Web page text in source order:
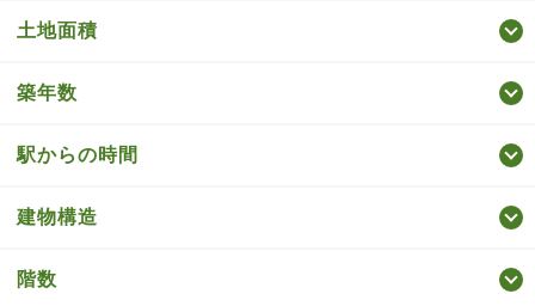
土地面積
築年数
駅からの時間
建物構造
階数